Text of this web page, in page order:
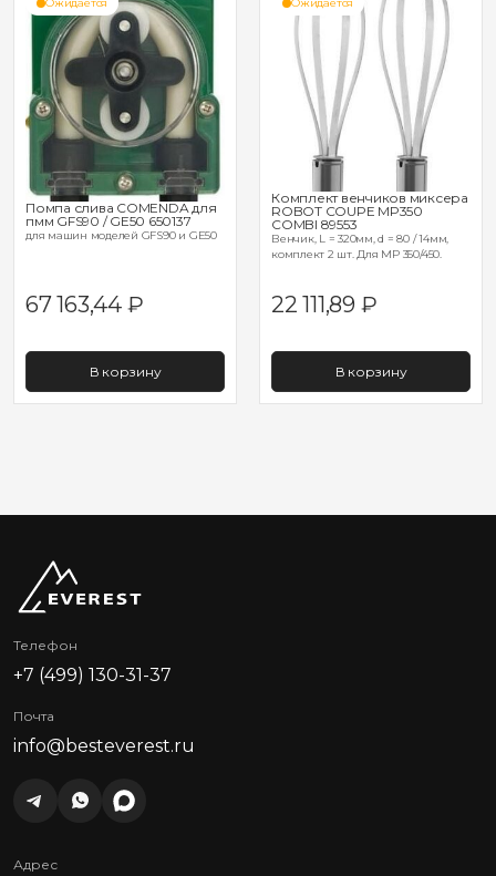
Помпа слива COMENDA для
пмм GFS90 / GE50 650137
для машин моделей GFS90 и GE50
67 163,44 ₽
В корзину
Комплект венчиков миксера
ROBOT COUPE MP350
COMBI 89553
Венчик, L = 320мм, d = 80 / 14мм,
комплект 2 шт. Для MP 350/450.
22 111,89 ₽
В корзину
Телефон
+7 (499) 130-31-37
Почта
info@besteverest.ru
Адрес